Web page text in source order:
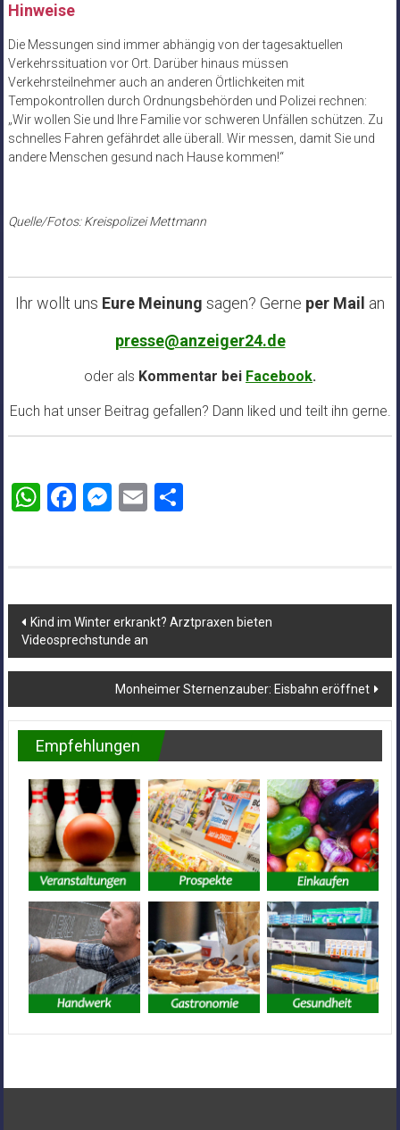
Hinweise
Die Messungen sind immer abhängig von der tagesaktuellen
Verkehrssituation vor Ort. Darüber hinaus müssen
Verkehrsteilnehmer auch an anderen Örtlichkeiten mit
Tempokontrollen durch Ordnungsbehörden und Polizei rechnen:
„Wir wollen Sie und Ihre Familie vor schweren Unfällen schützen. Zu
schnelles Fahren gefährdet alle überall. Wir messen, damit Sie und
andere Menschen gesund nach Hause kommen!“
Quelle/Fotos: Kreispolizei Mettmann
Ihr wollt uns Eure Meinung sagen? Gerne per Mail an
presse@anzeiger24.de
oder als Kommentar bei Facebook.
Euch hat unser Beitrag gefallen? Dann liked und teilt ihn gerne.
WhatsApp
Facebook
Messenger
EmailTeilen
Beitragsnavigation
Kind im Winter erkrankt? Arztpraxen bieten
Videosprechstunde an
Monheimer Sternenzauber: Eisbahn eröffnet
Empfehlungen